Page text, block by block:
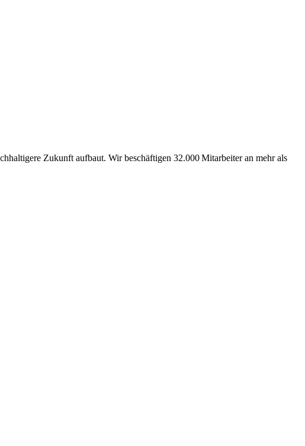
Zukunft aufbaut. Wir beschäftigen 32.000 Mitarbeiter an mehr als